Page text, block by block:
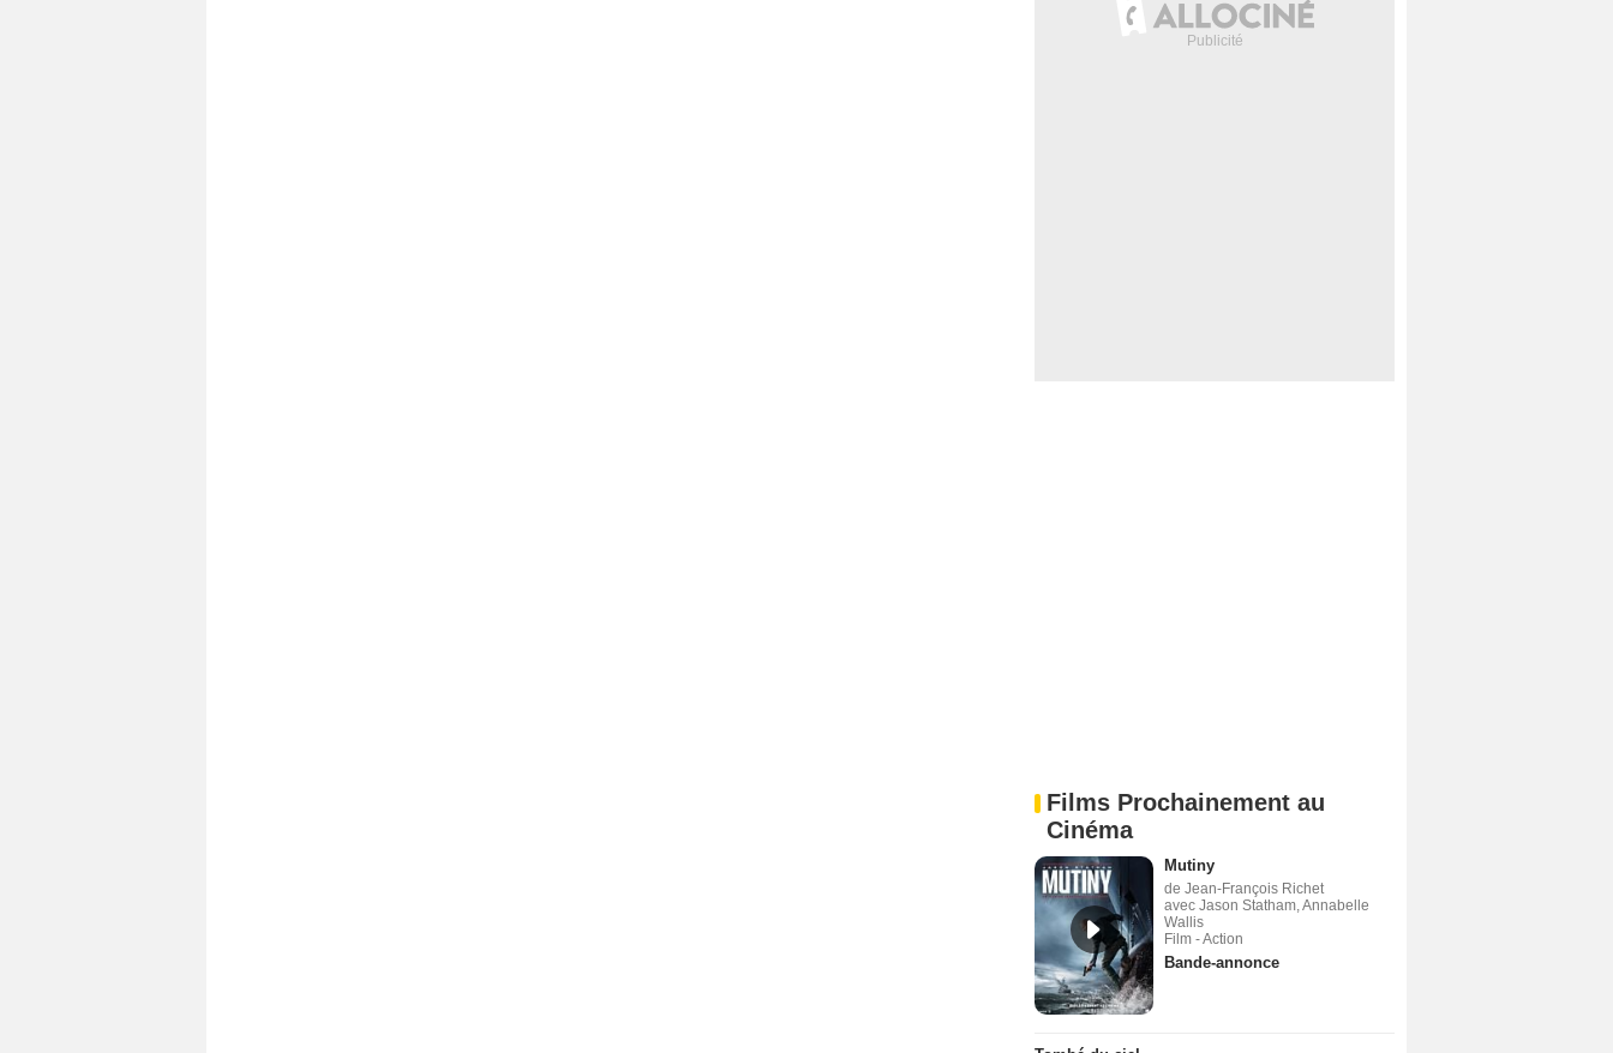
Films Prochainement au
Cinéma
Mutiny
de Jean-François Richet
avec Jason Statham, Annabelle
Wallis
Film - Action
Bande-annonce